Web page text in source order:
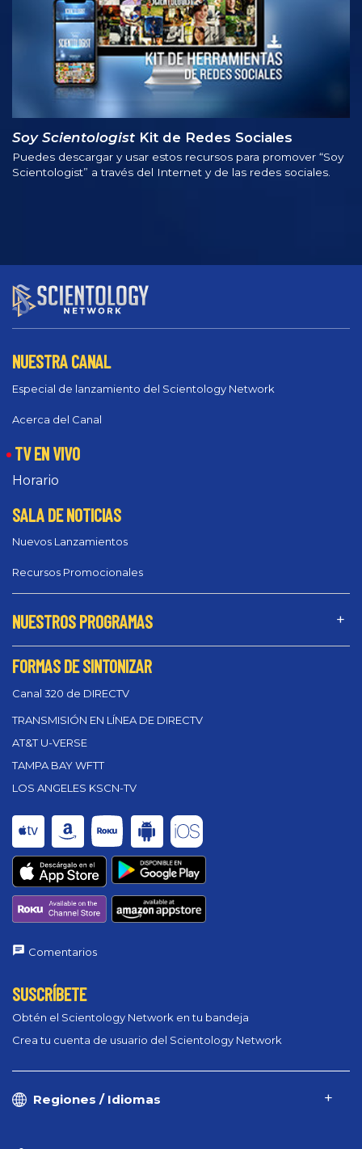
Soy Scientologist Kit de Redes Sociales
Puedes descargar y usar estos recursos para promover “Soy
Scientologist” a través del Internet y de las redes sociales.
NUESTRA CANAL
Especial de lanzamiento del Scientology Network
Acerca del Canal
TV EN VIVO
Horario
SALA DE NOTICIAS
Nuevos Lanzamientos
Recursos Promocionales
NUESTROS PROGRAMAS
FORMAS DE SINTONIZAR
Canal 320 de DIRECTV
TRANSMISIÓN EN LÍNEA DE DIRECTV
AT&T U-VERSE
TAMPA BAY WFTT
LOS ANGELES KSCN-TV
Comentarios
SUSCRÍBETE
Obtén el Scientology Network en tu bandeja
Crea tu cuenta de usuario del Scientology Network
Regiones / Idiomas